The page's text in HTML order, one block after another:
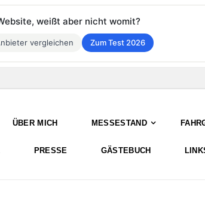
ÜBER MICH MESSESTAND
PRESSE GÄSTEBUCH
weißt aber nicht womit?
vergleichen Zum Test 2026